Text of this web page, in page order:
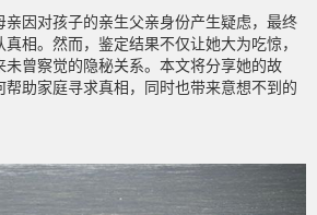
因对孩子的亲生父亲身份产生疑虑，最终
相。然而，鉴定结果不仅让她大为吃惊，
曾察觉的隐秘关系。本文将分享她的故
助家庭寻求真相，同时也带来意想不到的